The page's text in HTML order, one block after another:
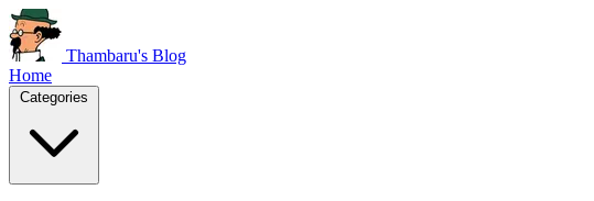
Thambaru's Blog
Home